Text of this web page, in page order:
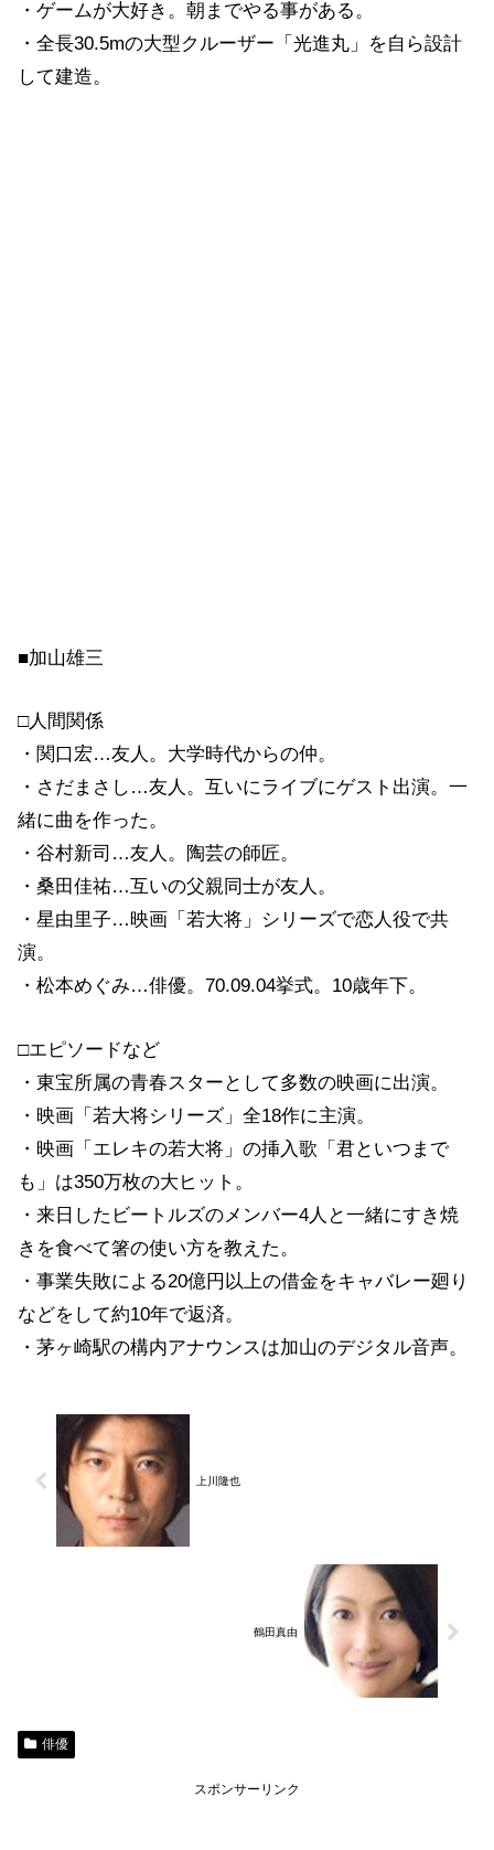
・ゲームが大好き。朝までやる事がある。
・全長30.5mの大型クルーザー「光進丸」を自ら設計
して建造。
■加山雄三
□人間関係
・関口宏…友人。大学時代からの仲。
・さだまさし…友人。互いにライブにゲスト出演。一
緒に曲を作った。
・谷村新司…友人。陶芸の師匠。
・桑田佳祐…互いの父親同士が友人。
・星由里子…映画「若大将」シリーズで恋人役で共
演。
・松本めぐみ…俳優。70.09.04挙式。10歳年下。
□エピソードなど
・東宝所属の青春スターとして多数の映画に出演。
・映画「若大将シリーズ」全18作に主演。
・映画「エレキの若大将」の挿入歌「君といつまで
も」は350万枚の大ヒット。
・来日したビートルズのメンバー4人と一緒にすき焼
きを食べて箸の使い方を教えた。
・事業失敗による20億円以上の借金をキャバレー廻り
などをして約10年で返済。
・茅ヶ崎駅の構内アナウンスは加山のデジタル音声。
上川隆也
鶴田真由
俳優
スポンサーリンク